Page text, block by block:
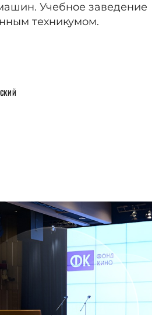
Учебное заведение
техникумом.